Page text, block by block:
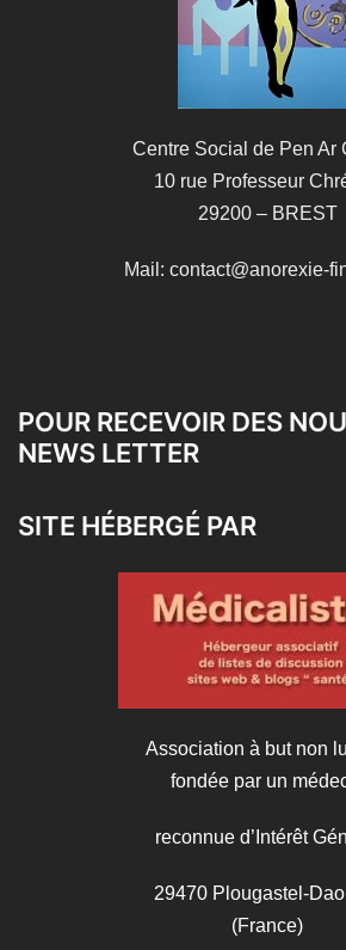
Centre Social de Pen Ar
10 rue Professeur
29200 – BREST
Mail: contact@anorexie-
POUR RECEVOIR DES
NEWS LETTER
SITE HÉBERGÉ PAR
Association à but non
fondée par un
reconnue d’Intérêt
29470 Plougastel-
(France)